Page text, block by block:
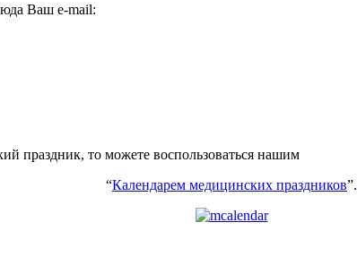
Ваш e-mail:
праздник, то можете воспользоваться нашим
“Календарем медицинских праздников”.